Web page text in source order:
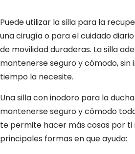
Puede utilizar la silla para la
una cirugía o para el cuidado
de movilidad duraderas. La silla
mantenerse seguro y cómodo,
tiempo la necesite.
Una silla con inodoro para la
mantenerse seguro y cómodo
te permite hacer más cosas por ti
principales formas en que ayuda: